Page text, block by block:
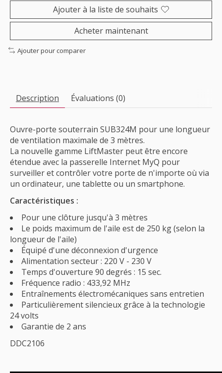
Ajouter à la liste de souhaits
Acheter maintenant
Ajouter pour comparer
Description Évaluations (0)
Ouvre-porte souterrain SUB324M pour une longueur
de ventilation maximale de 3 mètres.
La nouvelle gamme LiftMaster peut être encore
étendue avec la passerelle Internet MyQ pour
surveiller et contrôler votre porte de n'importe où via
un ordinateur, une tablette ou un smartphone.
Caractéristiques :
Pour une clôture jusqu'à 3 mètres
Le poids maximum de l'aile est de 250 kg (selon la
longueur de l'aile)
Équipé d'une déconnexion d'urgence
Alimentation secteur : 220 V - 230 V
Temps d'ouverture 90 degrés : 15 sec.
Fréquence radio : 433,92 MHz
Entraînements électromécaniques sans entretien
Particulièrement silencieux grâce à la technologie
24 volts
Garantie de 2 ans
DDC2106